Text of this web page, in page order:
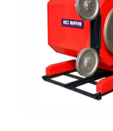
стоимость 30 000$ 2 400 000